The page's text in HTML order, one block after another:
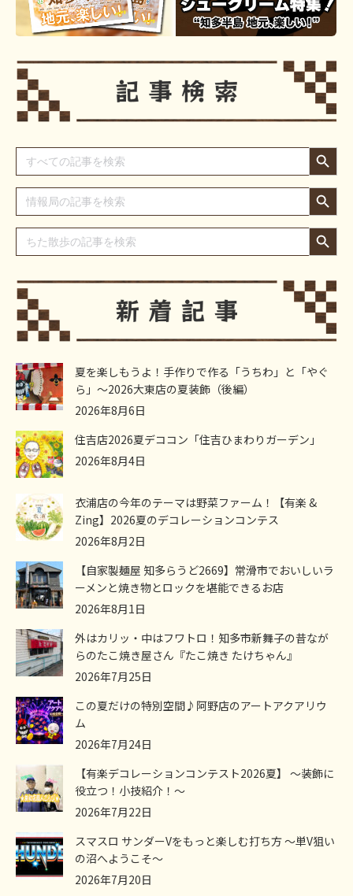
Search
for:
Search Button
Search
for:
Search Button
Search
for:
Search Button
夏を楽しもうよ！手作りで作る「うちわ」と「やぐ
ら」～2026大東店の夏装飾（後編）
2026年8月6日
住吉店2026夏デココン「住吉ひまわりガーデン」
2026年8月4日
衣浦店の今年のテーマは野菜ファーム！【有楽 &
Zing】2026夏のデコレーションコンテス
2026年8月2日
【自家製麺屋 知多らうど2669】常滑市でおいしいラ
ーメンと焼き物とロックを堪能できるお店
2026年8月1日
外はカリッ・中はフワトロ！知多市新舞子の昔なが
らのたこ焼き屋さん『たこ焼き たけちゃん』
2026年7月25日
この夏だけの特別空間♪阿野店のアートアクアリウ
ム
2026年7月24日
【有楽デコレーションコンテスト2026夏】 ～装飾に
役立つ！小技紹介！～
2026年7月22日
スマスロ サンダーVをもっと楽しむ打ち方 ～単V狙い
の沼へようこそ～
2026年7月20日